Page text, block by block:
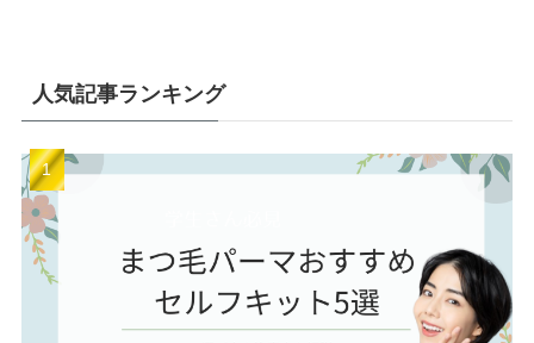
人気記事ランキング